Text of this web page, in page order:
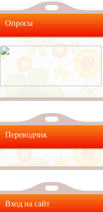
Опросы
Переводчик
Вход на сайт